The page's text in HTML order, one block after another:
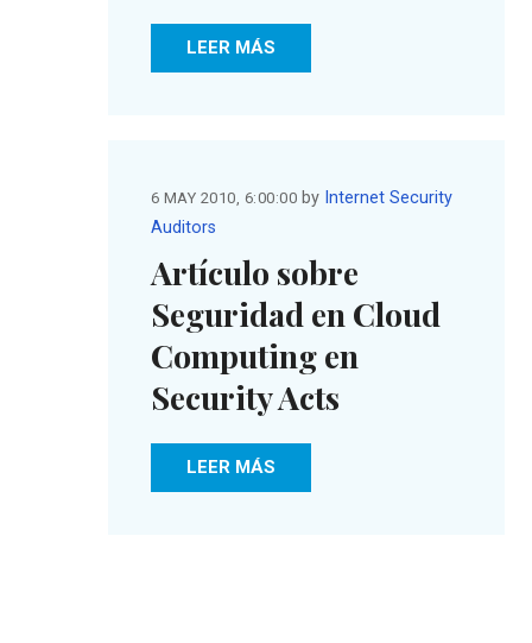
LEER MÁS
6 MAY 2010, 6:00:00 by Internet Security
Auditors
Artículo sobre
Seguridad en Cloud
Computing en
Security Acts
LEER MÁS